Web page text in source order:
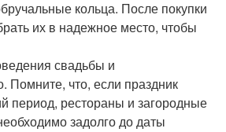
кольца. После покупки
их в надежное место, чтобы
свадьбы и
Помните, что, если праздник
период, рестораны и загородные
задолго до даты